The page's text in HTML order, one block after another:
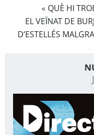
« QUÈ HI
EL VEÏNAT DE
D’ESTELLÉS